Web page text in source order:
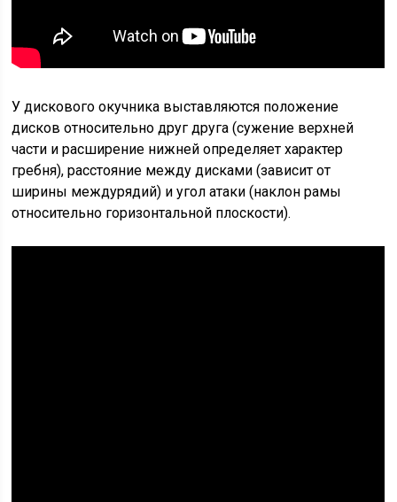
У дискового окучника выставляются положение
дисков относительно друг друга (сужение верхней
части и расширение нижней определяет характер
гребня), расстояние между дисками (зависит от
ширины междурядий) и угол атаки (наклон рамы
относительно горизонтальной плоскости).